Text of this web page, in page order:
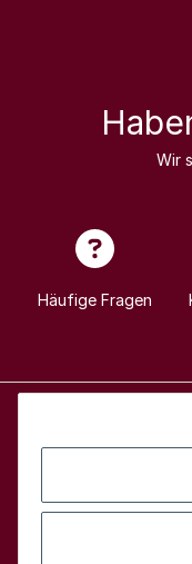
Wir
Häufige Fragen